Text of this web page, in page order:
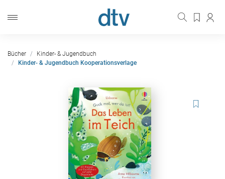
Bücher
Kinder- & Jugendbuch
Kinder- & Jugendbuch Kooperationsverlage